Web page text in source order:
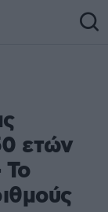
ετών
Το